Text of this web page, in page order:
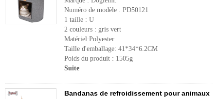
Numéro de modèle : PD50121
1 taille : U
2 couleurs : gris vert
Matériel:Polyester
Taille d'emballage: 41*34*6.2CM
Poids du produit : 1505g
Suite
Bandanas de refroidissement pour animaux